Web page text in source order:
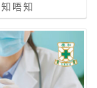
唔知